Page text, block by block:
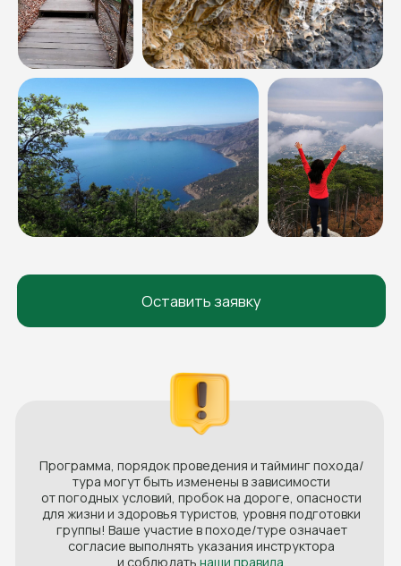
Документы
Контакты Вакансии
Отзывы
О нас
О нас
Блог
Согласие на обработку персональных данных
Договор оферты Политика конфиденциальности
© 2008-2025. Жёлто-Зелёные